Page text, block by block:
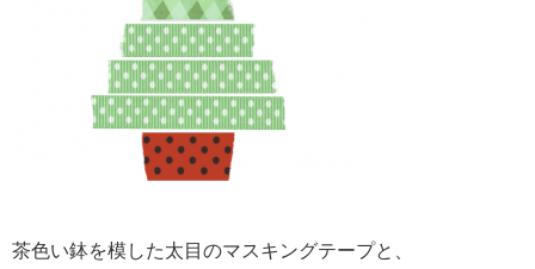
茶色い鉢を模した太目のマスキングテープと、